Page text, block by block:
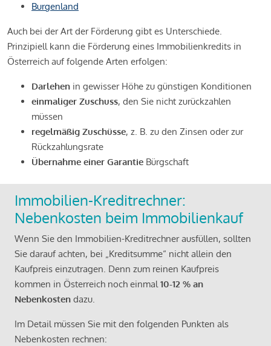
Burgenland
Auch bei der Art der Förderung gibt es Unterschiede.
Prinzipiell kann die Förderung eines Immobilienkredits in
Österreich auf folgende Arten erfolgen:
Darlehen in gewisser Höhe zu günstigen Konditionen
einmaliger Zuschuss, den Sie nicht zurückzahlen
müssen
regelmäßig Zuschüsse, z. B. zu den Zinsen oder zur
Rückzahlungsrate
Übernahme einer Garantie Bürgschaft
Immobilien-Kreditrechner:
Nebenkosten beim Immobilienkauf
Wenn Sie den Immobilien-Kreditrechner ausfüllen, sollten
Sie darauf achten, bei „Kreditsumme“ nicht allein den
Kaufpreis einzutragen. Denn zum reinen Kaufpreis
kommen in Österreich noch einmal10-12 % an
Nebenkosten dazu.
Im Detail müssen Sie mit den folgenden Punkten als
Nebenkosten rechnen: